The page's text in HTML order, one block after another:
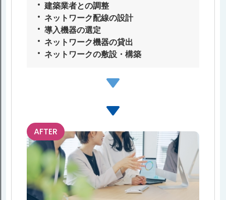
建築業者との調整
ネットワーク配線の設計
導⼊機器の選定
ネットワーク機器の貸出
ネットワークの敷設・構築
AFTER